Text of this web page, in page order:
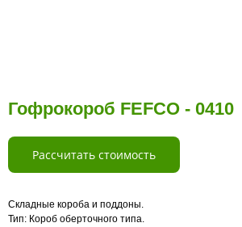
Гофрокороб FEFCO - 0410
Рассчитать стоимость
Складные короба и поддоны.
Тип: Короб оберточного типа.